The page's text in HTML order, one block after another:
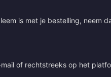
is met je bestelling, neem
of rechtstreeks op het